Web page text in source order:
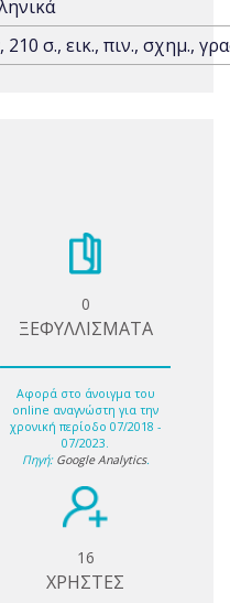
210 σ., εικ., πιν., σχημ.,
0
ΞΕΦΥΛΛΙΣΜΑΤΑ
Αφορά στο άνοιγμα του
online αναγνώστη για την
χρονική περίοδο 07/2018 -
07/2023.
Πηγή: Google Analytics.
16
ΧΡΗΣΤΕΣ